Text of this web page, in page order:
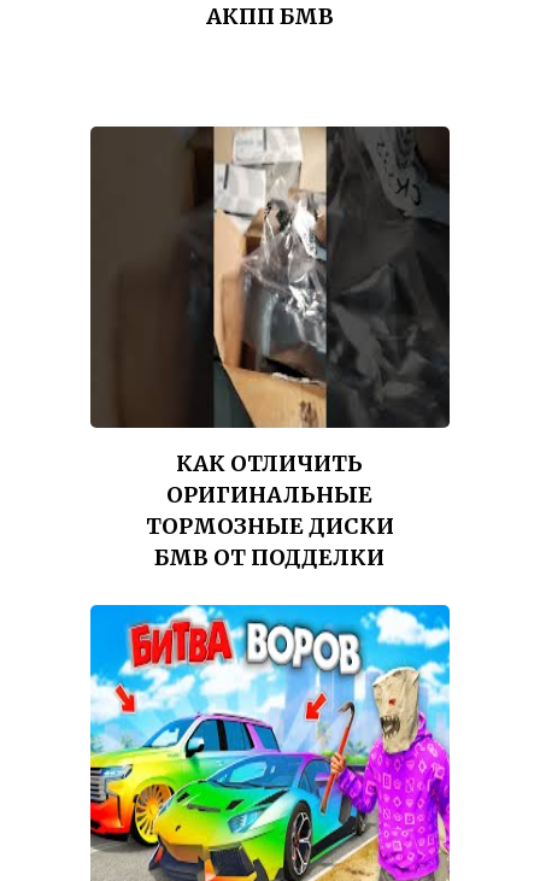
АКПП БМВ
КАК ОТЛИЧИТЬ
ОРИГИНАЛЬНЫЕ
ТОРМОЗНЫЕ ДИСКИ
БМВ ОТ ПОДДЕЛКИ